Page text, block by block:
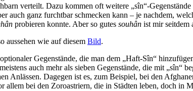
verteilt. Dazu kommen oft weitere „sîn“-
auch ganz furchtbar schmecken kann – je nachdem,
probieren konnte. Aber so gutes souhân ist mir seitdem
aussehen wie auf diesem Bild.
Gegenstände, die man dem „Haft-Sîn“
auch mehr als sieben Gegenstände, die mit
Anlässen. Dagegen ist es, zum Beispiel, bei den
allem bei den Zoroastriern, die in Städten leben, doch in